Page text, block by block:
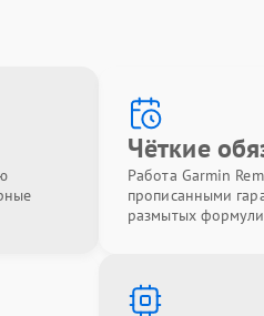
Чёткие
Работа Garmin
прописанными
размытых